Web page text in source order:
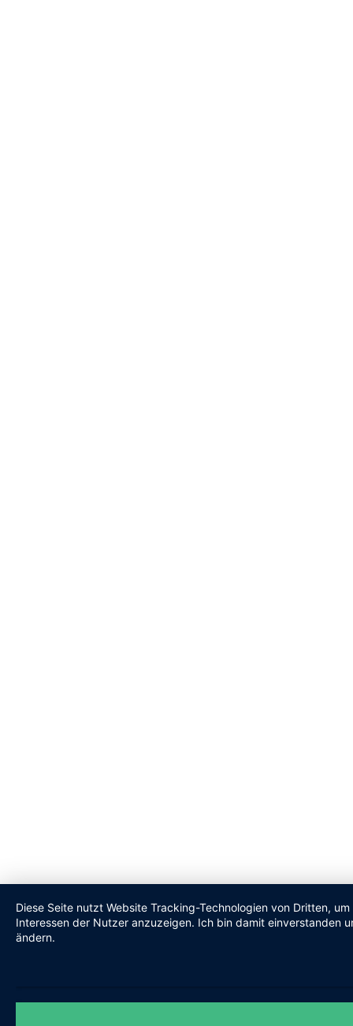
Diese Seite nutzt Website Tracking-Technologien von Dritten,
Interessen der Nutzer anzuzeigen. Ich bin damit einverstanden
ändern.